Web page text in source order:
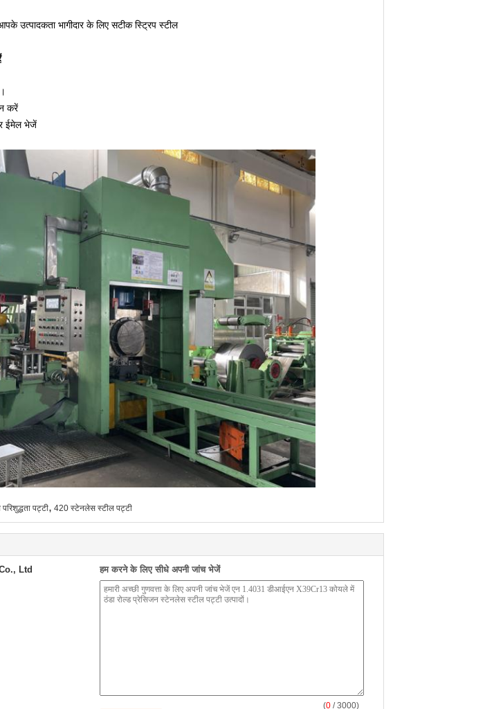
उत्पादकता भागीदार के लिए सटीक स्ट्रिप स्टील
करें
ईमेल भेजें
पट्टी, 420 स्टेनलेस स्टील पट्टी
Ltd हम करने के लिए सीधे अपनी जांच भेजें
(0 / 3000)